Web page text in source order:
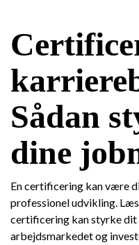
Sådan
dine
En certificering kan være
professionel udvikling.
certificering kan styrke dit
arbejdsmarkedet og